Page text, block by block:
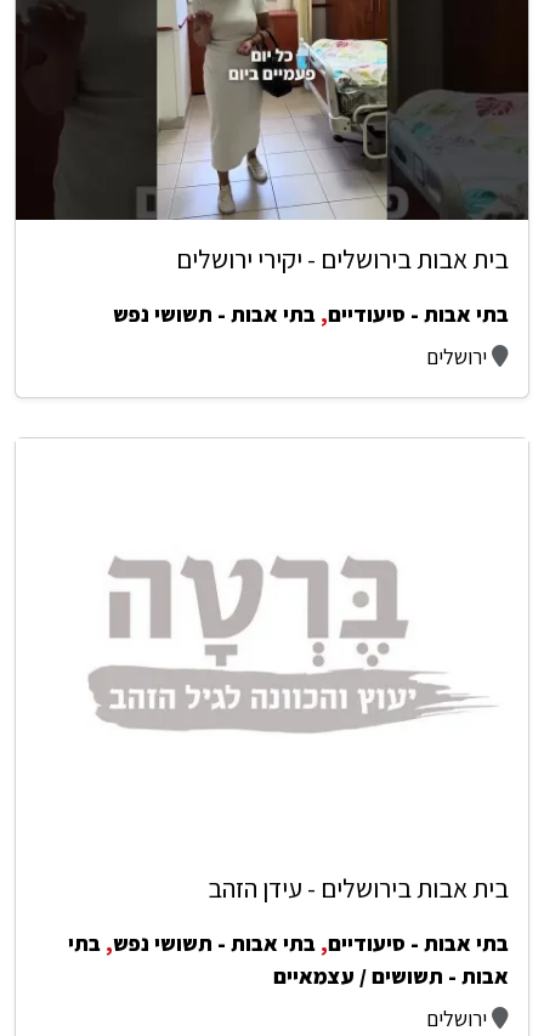
בית אבות בירושלים - יקירי ירושלים
בתי אבות - סיעודיים, בתי אבות - תשושי נפש
ירושלים
בית אבות בירושלים - עידן הזהב
בתי אבות - סיעודיים, בתי אבות - תשושי נפש, בתי
אבות - תשושים / עצמאיים
ירושלים